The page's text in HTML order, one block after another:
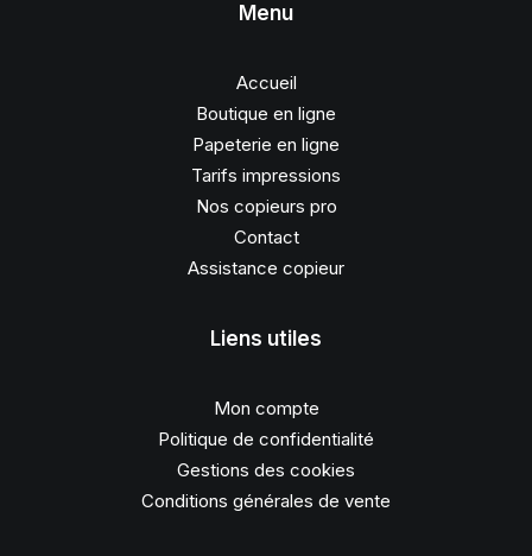
Menu
Accueil
Boutique en ligne
Papeterie en ligne
Tarifs impressions
Nos copieurs pro
Contact
Assistance copieur
Liens utiles
Mon compte
Politique de confidentialité
Gestions des cookies
Conditions générales de vente